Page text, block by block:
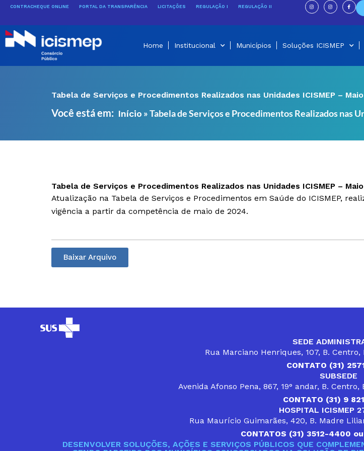
conteúdo
CONTRACHEQUE ONLINE PORTAL DA TRANSPARÊNCIA LICITAÇÕES REGULAÇÃO I REGULAÇÃO II
I
n
s
t
g
I
n
s
t
g
F
a
c
e
o
Home Institucional Municípios Soluções ICISMEP
Tabela de Serviços e Procedimentos Realizados nas Unidades ICISMEP –
Você está em: Início »Tabela de Serviços e Procedimentos Realizados nas
Tabela de Serviços e Procedimentos Realizados nas Unidades ICISMEP –
Atualização na Tabela de Serviços e Procedimentos em Saúde do ICISMEP,
vigência a partir da competência de maio de 2024.
Baixar Arquivo
SEDE
Rua Marciano Henriques, 107, B. Centro,
CONTATO (31)
SUBSEDE
Avenida Afonso Pena, 867, 19° andar, B.
CONTATO (31) 9
HOSPITAL ICISMEP
Rua Maurício Guimarães, 420, B. Madre
CONTATOS (31) 3512-4400
DESENVOLVER SOLUÇÕES, AÇÕES E SERVIÇOS PÚBLICOS QUE